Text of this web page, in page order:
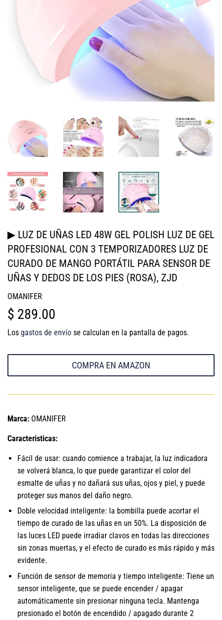
▶ LUZ DE UÑAS LED 48W GEL POLISH LUZ DE GEL
PROFESIONAL CON 3 TEMPORIZADORES LUZ DE
CURADO DE MANGO PORTÁTIL PARA SENSOR DE
UÑAS Y DEDOS DE LOS PIES (ROSA), ZJD
OMANIFER
$ 289.00
289.00
Los gastos de envío se calculan en la pantalla de pagos.
COMPRA EN AMAZON
Marca: OMANIFER
Caracteristicas:
Fácil de usar: cuando comience a trabajar, la luz indicadora
se volverá blanca, lo que puede garantizar el color del
esmalte de uñas y no dañará sus uñas, ojos y piel, y puede
proteger sus manos del daño negro.
Doble velocidad inteligente: la bombilla puede acortar el
tiempo de curado de las uñas en un 50%. La disposición de
las luces LED puede irradiar clavos en todas las direcciones
sin zonas muertas, y el efecto de curado es más rápido y más
evidente.
Función de sensor de memoria y tiempo inteligente: Tiene un
sensor inteligente, que se puede encender / apagar
automáticamente sin presionar ninguna tecla. Mantenga
presionado el botón de encendido / apagado durante 2